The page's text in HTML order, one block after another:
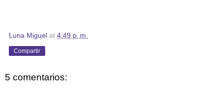
Luna Miguel at 4:49 p. m.
Compartir
5 comentarios: